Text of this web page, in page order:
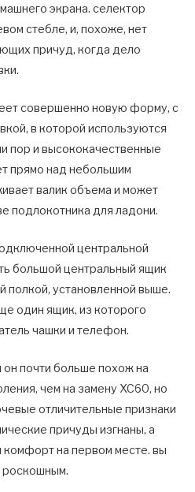
экрана. селектор
стебле, и, похоже, нет
причуд, когда дело
совершенно новую форму, с
в которой используются
пор и высококачественные
прямо над небольшим
валик объема и может
подлокотника для ладони.
центральной
большой центральный ящик
полкой, установленной выше.
один ящик, из которого
чашки и телефон.
почти больше похож на
чем на замену XC60, но
отличительные признаки
причуды изгнаны, а
комфорт на первом месте. вы
роскошным.